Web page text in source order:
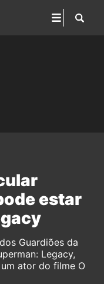
estar
Guardiões da
Legacy,
ator do filme O